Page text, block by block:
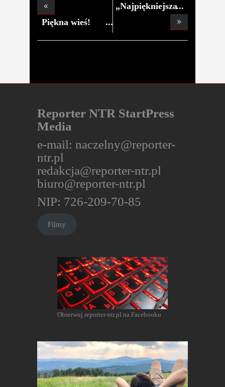
Piękna wieś!
„Najpiękniejsza
Reporter NTR StartPress
Media
e-mail: naczelny@reporter-
ntr.pl
redakcja@reporter-ntr.pl
biuro@reporter-ntr.pl
NIP: 726-209-70-85
Filmy
Obserwuj reporter-ntr.pl na Facebooku